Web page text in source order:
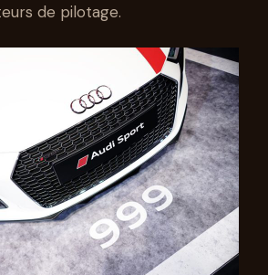
de pilotage.